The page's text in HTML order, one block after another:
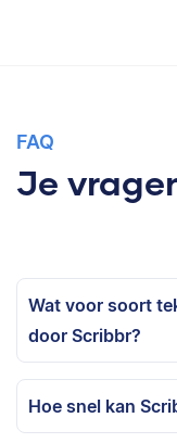
FAQ
Je
Wat voor soort
door Scribbr?
Hoe snel kan